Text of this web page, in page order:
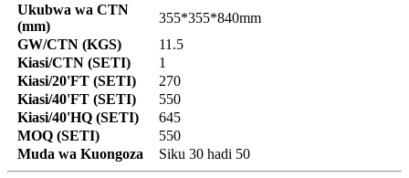
Ukubwa wa CTN
(mm)
355*355*840mm
GW/CTN (KGS)
11.5
Kiasi/CTN (SETI)
1
Kiasi/20'FT (SETI)
270
Kiasi/40'FT (SETI)
550
Kiasi/40'HQ (SETI)
645
MOQ (SETI)
550
Muda wa Kuongoza
Siku 30 hadi 50